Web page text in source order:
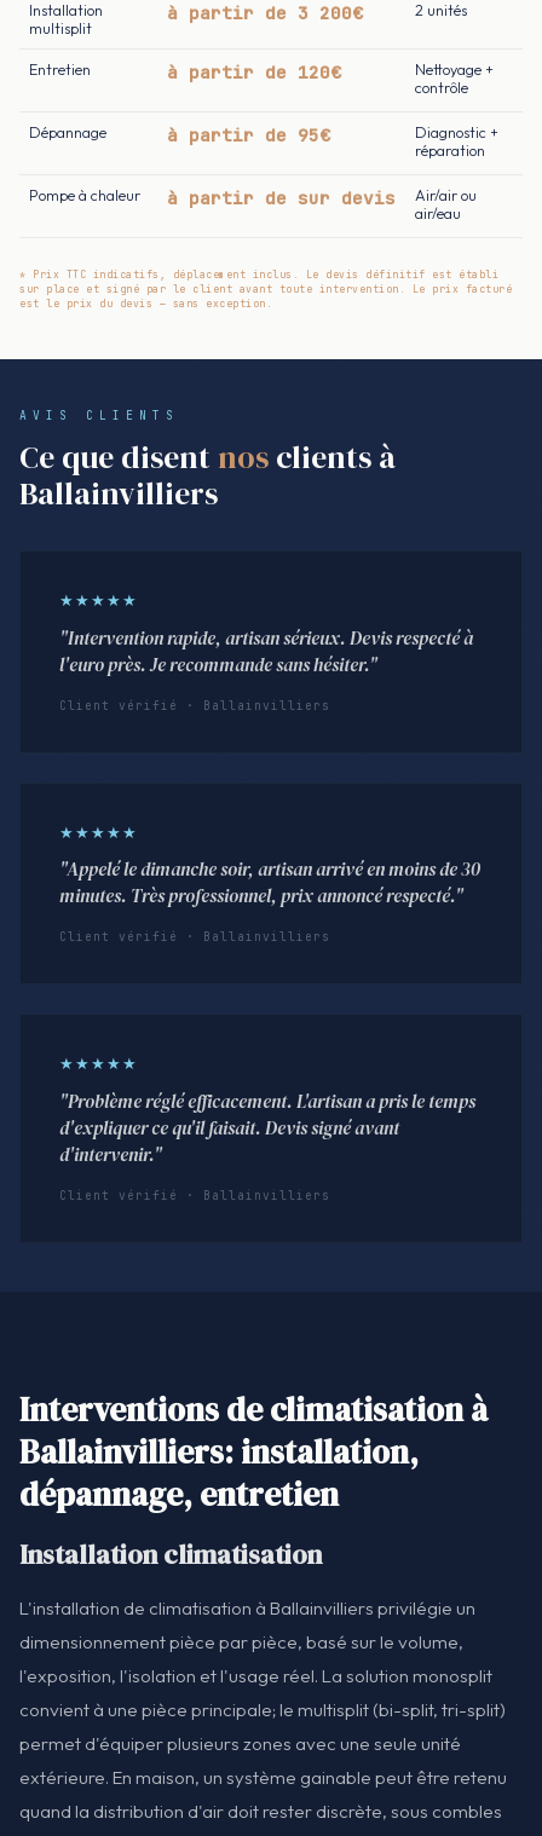
Installation
multisplit
à partir de 3 200€ 2 unités
Entretien à partir de 120€
Nettoyage +
contrôle
Dépannage à partir de 95€
Diagnostic +
réparation
Pompe à chaleur à partir de sur devis
Air/air ou
air/eau
* Prix TTC indicatifs, déplacement inclus. Le devis définitif est établi
sur place et signé par le client avant toute intervention. Le prix facturé
est le prix du devis — sans exception.
AVIS CLIENTS
Ce que disent nosclients à
Ballainvilliers
★★★★★
"Intervention rapide, artisan sérieux. Devis respecté à
l'euro près. Je recommande sans hésiter."
Client vérifié · Ballainvilliers
★★★★★
"Appelé le dimanche soir, artisan arrivé en moins de 30
minutes. Très professionnel, prix annoncé respecté."
Client vérifié · Ballainvilliers
★★★★★
"Problème réglé efficacement. L'artisan a pris le temps
d'expliquer ce qu'il faisait. Devis signé avant
d'intervenir."
Client vérifié · Ballainvilliers
Interventions de climatisation à
Ballainvilliers: installation,
dépannage, entretien
Installation climatisation
L'installation de climatisation à Ballainvilliers privilégie un
dimensionnement pièce par pièce, basé sur le volume,
l'exposition, l'isolation et l'usage réel. La solution monosplit
convient à une pièce principale; le multisplit (bi-split, tri-split)
permet d'équiper plusieurs zones avec une seule unité
extérieure. En maison, un système gainable peut être retenu
quand la distribution d'air doit rester discrète, sous combles